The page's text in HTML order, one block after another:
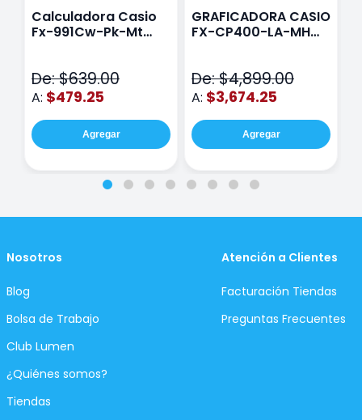
Calculadora Casio
Fx-991Cw-Pk-Mt
De: $639.00
A: $479.25
Agregar
GRAFICADORA CASIO
FX-CP400-LA-MH
De: $4,899.00
A: $3,674.25
Agregar
Nosotros
Blog
Bolsa de Trabajo
Club Lumen
¿Quiénes somos?
Tiendas
Atención a Clientes
Facturación Tiendas
Preguntas Frecuentes